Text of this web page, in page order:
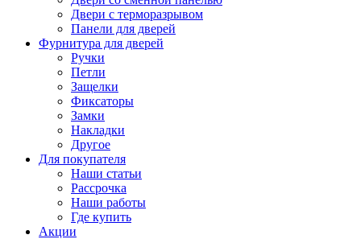
Двери с терморазрывом
Панели для дверей
Фурнитура для дверей
Ручки
Петли
Защелки
Фиксаторы
Замки
Накладки
Другое
Для покупателя
Наши статьи
Рассрочка
Наши работы
Где купить
Акции